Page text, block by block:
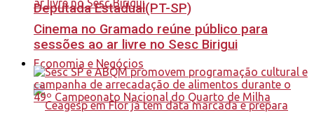
Deputada Estadual(PT-SP)
Economia e Negócios
Cinema no Gramado reúne público para
sessões ao ar livre no Sesc Birigui